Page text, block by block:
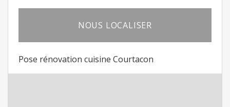
NOUS LOCALISER
Pose rénovation cuisine Courtacon